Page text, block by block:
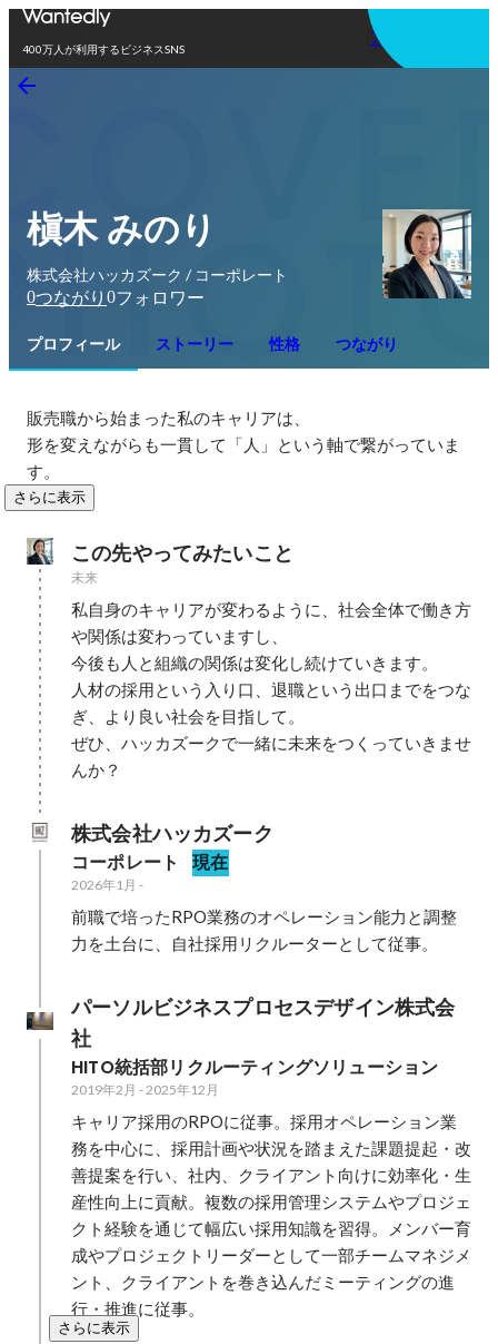
400万人が利用するビジネスSNS
アプリを使う
槇木 みのり
株式会社ハッカズーク / コーポレート
0つながり 0フォロワー
プロフィール ストーリー 性格 つながり
販売職から始まった私のキャリアは、
形を変えながらも一貫して「人」という軸で繋がっていま
す。
さらに表示
この先やってみたいこと
未来
私自身のキャリアが変わるように、社会全体で働き方
や関係は変わっていますし、
今後も人と組織の関係は変化し続けていきます。
人材の採用という入り口、退職という出口までをつな
ぎ、より良い社会を目指して。
ぜひ、ハッカズークで一緒に未来をつくっていきませ
んか？
株式会社ハッカズーク
コーポレート 現在
2026年1月 -
前職で培ったRPO業務のオペレーション能力と調整
力を土台に、自社採用リクルーターとして従事。
パーソルビジネスプロセスデザイン株式会
社
HITO統括部リクルーティングソリューション
2019年2月 -2025年12月
キャリア採用のRPOに従事。採用オペレーション業
務を中心に、採用計画や状況を踏まえた課題提起・改
善提案を行い、社内、クライアント向けに効率化・生
産性向上に貢献。複数の採用管理システムやプロジェ
クト経験を通じて幅広い採用知識を習得。メンバー育
成やプロジェクトリーダーとして一部チームマネジメ
ント、クライアントを巻き込んだミーティングの進
行・推進に従事。
さらに表示